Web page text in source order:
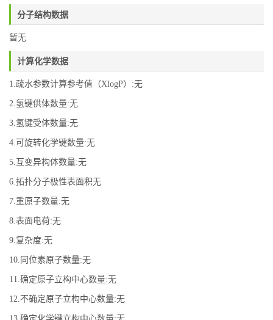
分子结构数据
暂无
计算化学数据
1.疏水参数计算参考值（XlogP）:无
2.氢键供体数量:无
3.氢键受体数量:无
4.可旋转化学键数量:无
5.互变异构体数量:无
6.拓扑分子极性表面积无
7.重原子数量:无
8.表面电荷:无
9.复杂度:无
10.同位素原子数量:无
11.确定原子立构中心数量:无
12.不确定原子立构中心数量:无